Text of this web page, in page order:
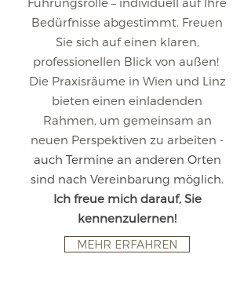
Bedürfnisse abgestimmt. Freuen
Sie sich auf einen klaren,
professionellen Blick von außen!
Die Praxisräume in Wien und Linz
bieten einen einladenden
Rahmen, um gemeinsam an
neuen Perspektiven zu arbeiten -
auch Termine an anderen Orten
sind nach Vereinbarung möglich.
Ich freue mich darauf, Sie
kennenzulernen!
MEHR ERFAHREN